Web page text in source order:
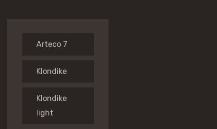
Arteco 7
Klondike
Klondike
light